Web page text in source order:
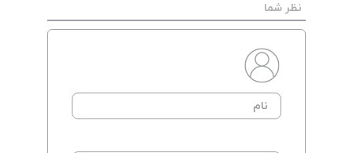
نظر شما